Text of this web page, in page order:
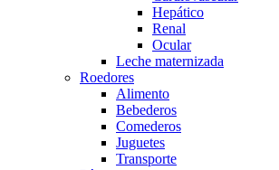
Hepático
Renal
Ocular
Leche maternizada
Roedores
Alimento
Bebederos
Comederos
Juguetes
Transporte